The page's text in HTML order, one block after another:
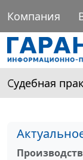
Компания
Судебная